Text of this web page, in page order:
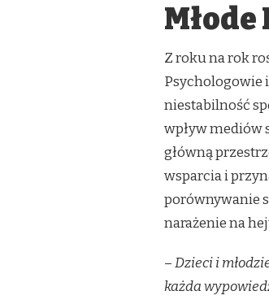
POGŁĘBIAJĄCE
PRZESTALI
ZAUWAŻAĆ
DZIECI?
Z roku na rok
Psychologowie
niestabilność
wpływ mediów
główną
wsparcia i
porównywanie
narażenie na
–Dzieci i
każda